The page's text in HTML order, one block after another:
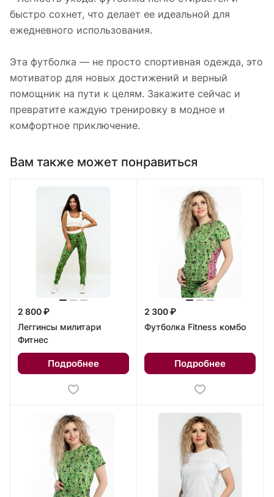
быстро сохнет, что делает ее идеальной для
ежедневного использования.
Эта футболка — не просто спортивная одежда, это
мотиватор для новых достижений и верный
помощник на пути к целям. Закажите сейчас и
превратите каждую тренировку в модное и
комфортное приключение.
Вам также может понравиться
2 800 ₽
Леггинсы милитари
Фитнес
Подробнее
2 300 ₽
Футболка Fitness комбо
Подробнее